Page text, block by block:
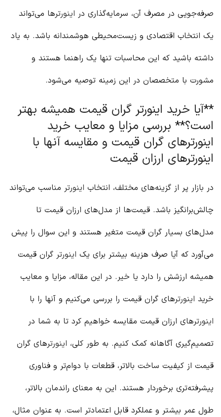
صرفه‌جویی در مصرف آن، سرمایه‌گذاری در اینورترها می‌تواند
یک انتخاب اقتصادی و زیست‌محیطی هوشمندانه باشد. به یاد
داشته باشید که این محاسبات تنها یک راهنما هستند و
مشورت با متخصصان در این زمینه توصیه می‌شود.
**آیا خرید اینورتر گران قیمت همیشه بهتر
است؟** بررسی مزایا و معایب خرید
اینورترهای گران قیمت و مقایسه آنها با
اینورترهای ارزان قیمت
در بازار پر از گزینه‌های مختلف، انتخاب اینورتر مناسب می‌تواند
چالش‌برانگیز باشد. قیمت‌ها از مدل‌های ارزان قیمت تا
مدل‌های بسیار گران قیمت متغیر هستند و این سوال را پیش
می‌آورد که آیا صرف هزینه بیشتر برای یک اینورتر گران قیمت
همیشه ارزشش را دارد یا خیر. در این مقاله، مزایا و معایب
خرید اینورترهای گران قیمت را بررسی می‌کنیم و آنها را با
اینورترهای ارزان قیمت مقایسه خواهیم کرد تا به شما در
تصمیم‌گیری آگاهانه کمک کنیم. به طور کلی، اینورترهای گران
قیمت از کیفیت ساخت بالاتر، قطعات با دوام‌تر و فناوری
پیشرفته‌تری برخوردار هستند. این به معنای راندمان بالاتر،
طول عمر بیشتر و عملکرد قابل اعتمادتر است. به عنوان مثال،